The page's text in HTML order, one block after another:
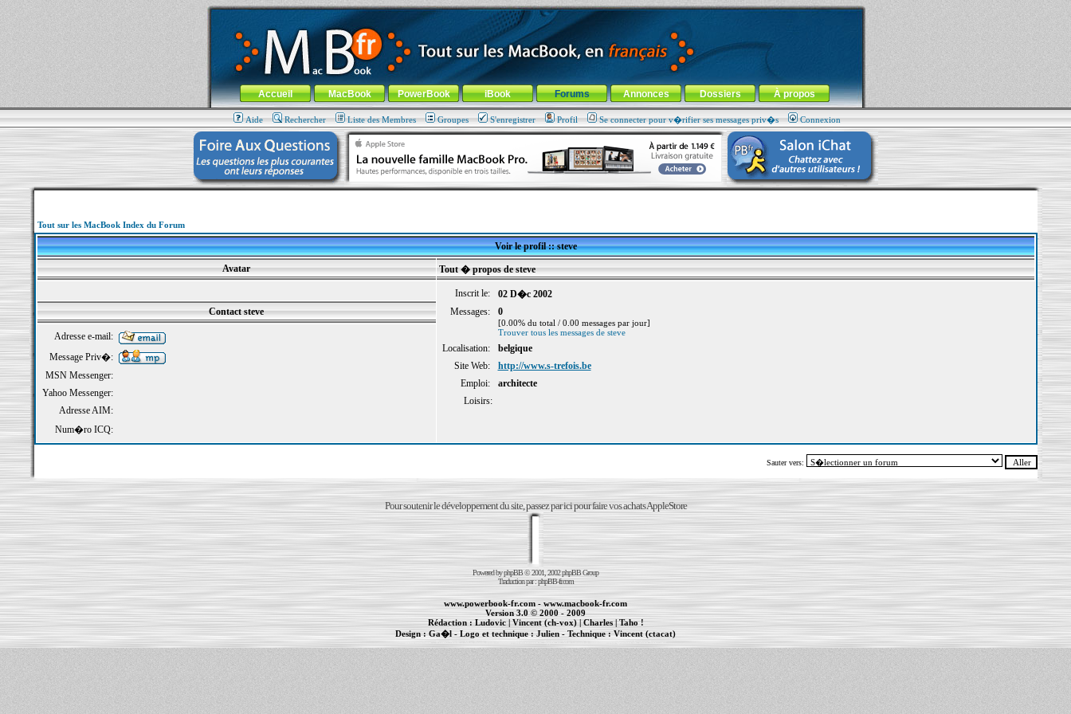
MacBook-fr.com : 100% Apple... 100% nomade !
Aller au contenu-Aller au menu général-Aller au menu de la rubrique
Menu général
Accueil MacBook PowerBook iBook Forums Annonces Dossiers À propos
Aide Rechercher Liste des Membres Groupes S'enregistrer Profil Se connecter pour v�rifier ses messages priv�s Connexion
Tout sur les MacBook Index du Forum
Voir le profil :: steve
Avatar
Tout � propos de steve
Inscrit le:
02 D�c 2002
Messages:
0
[0.00% du total / 0.00 messages par jour]
Trouver tous les messages de steve
Localisation:
belgique
Site Web:
http://www.s-trefois.be
Emploi:
architecte
Loisirs:
Contact steve
Adresse e-mail:
Message Priv�:
MSN Messenger:
Yahoo Messenger:
Adresse AIM:
Num�ro ICQ:
Sauter vers:
Pour soutenir le développement du site, passez par ici pour faire vos achats AppleStore
Powered byphpBB© 2001, 2002 phpBB Group
Traduction par :phpBB-fr.com
www.powerbook-fr.com - www.macbook-fr.com
Version 3.0 © 2000 - 2009
Rédaction : Ludovic| Vincent (ch-vox)| Charles|Taho !
Design : Ga�l - Logo et technique : Julien - Technique :Vincent (ctacat)
Informations : PowerBook Maintenance Apple et Macintosh à Toulouse cr�ation de sites Internet